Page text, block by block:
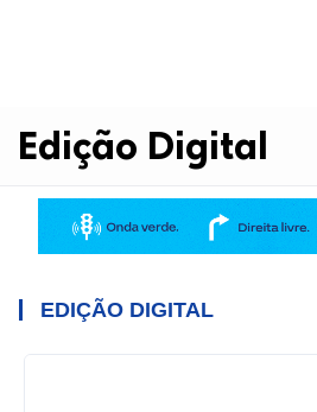
Edição Digital
EDIÇÃO DIGITAL